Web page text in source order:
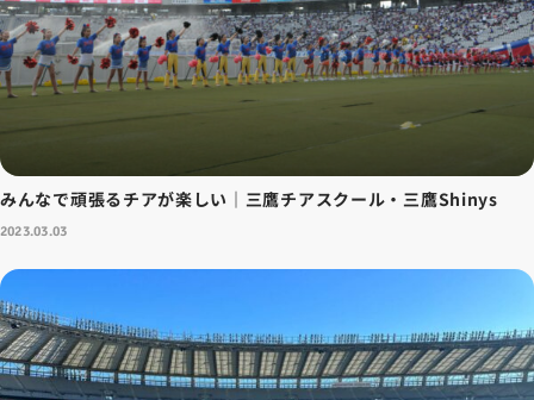
みんなで頑張るチアが楽しい｜三鷹チアスクール・三鷹Shinys
2023.03.03